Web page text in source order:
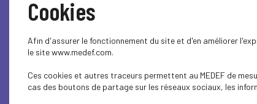
SOCIAL
SOCIAL
Cookies
Afin d'assurer le fonctionnement du site et d'en améliorer
le site www.medef.com.
Ces cookies et autres traceurs permettent au MEDEF de
cas des boutons de partage sur les réseaux sociaux, les